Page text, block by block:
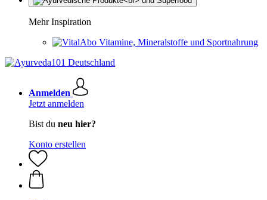
Mehr Inspiration
Vitamine, Mineralstoffe und Sportnahrung
Anmelden
Jetzt anmelden
Bist du neu hier?
Konto erstellen